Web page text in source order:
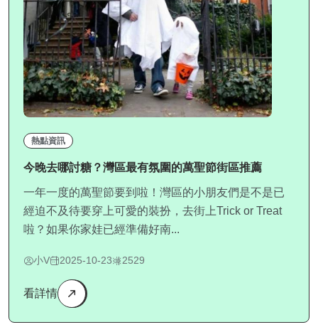
熱點資訊
今晚去哪討糖？灣區最有氛圍的萬聖節街區推薦
一年一度的萬聖節要到啦！灣區的小朋友們是不是已
經迫不及待要穿上可愛的裝扮，去街上Trick or Treat
啦？如果你家娃已經準備好南...
小V 2025-10-23 2529
看詳情